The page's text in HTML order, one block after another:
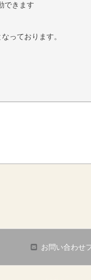
できます
っております。
お問い合わせ